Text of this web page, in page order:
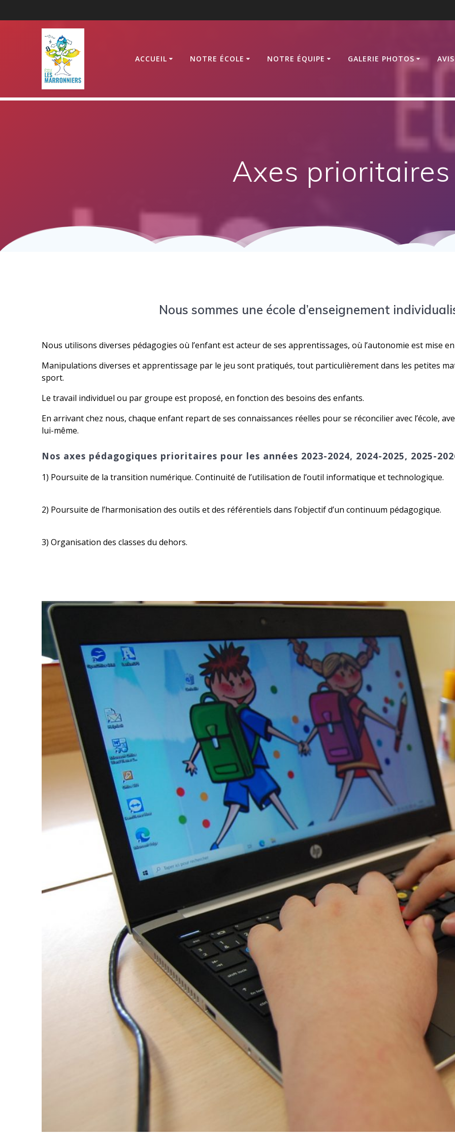
au
ACCUEIL NOTRE ÉCOLE NOTRE ÉQUIPE GALERIE PHOTOS
Axes prioritaires
Nous sommes une école d’enseignement
Nous utilisons diverses pédagogies où l’enfant est acteur de ses apprentissages, où l’autonomie est mise
Manipulations diverses et apprentissage par le jeu sont pratiqués, tout particulièrement dans les petites
sport.
Le travail individuel ou par groupe est proposé, en fonction des besoins des enfants.
En arrivant chez nous, chaque enfant repart de ses connaissances réelles pour se réconcilier avec l’école,
lui-même.
Nos axes pédagogiques prioritaires pour les années 2023-2024, 2024-2025, 2025-
1) Poursuite de la transition numérique. Continuité de l’utilisation de l’outil informatique et technologique.
2) Poursuite de l’harmonisation des outils et des référentiels dans l’objectif d’un continuum pédagogique.
3) Organisation des classes du dehors.